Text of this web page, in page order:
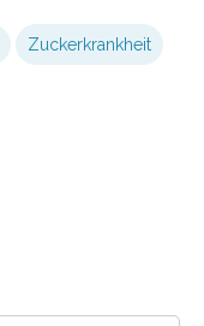
Zuckerkrankheit